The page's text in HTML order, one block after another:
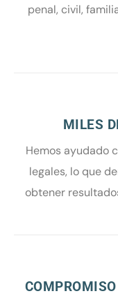
penal, civil,
MILES
Hemos ayudado
legales, lo que
obtener